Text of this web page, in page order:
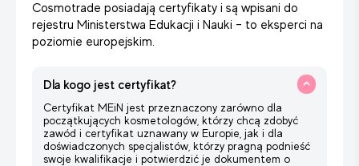
Cosmotrade posiadają certyfikaty i są wpisani do
rejestru Ministerstwa Edukacji i Nauki – to eksperci na
poziomie europejskim.
Dla kogo jest certyfikat?
Certyfikat MEiN jest przeznaczony zarówno dla
początkujących kosmetologów, którzy chcą zdobyć
zawód i certyfikat uznawany w Europie, jak i dla
doświadczonych specjalistów, którzy pragną podnieść
swoje kwalifikacje i potwierdzić je dokumentem o